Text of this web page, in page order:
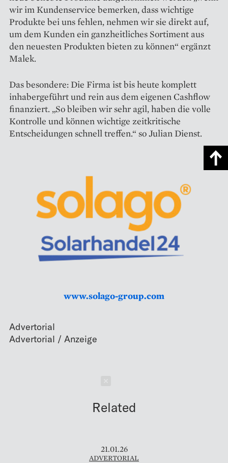
wir im Kundenservice bemerken, dass wichtige
Produkte bei uns fehlen, nehmen wir sie direkt auf,
um dem Kunden ein ganzheitliches Sortiment aus
den neuesten Produkten bieten zu können“ ergänzt
Malek.
Das besondere: Die Firma ist bis heute komplett
inhabergeführt und rein aus dem eigenen Cashflow
finanziert. „So bleiben wir sehr agil, haben die volle
Kontrolle und können wichtige zeitkritische
Entscheidungen schnell treffen.“ so Julian Dienst.
www.solago-group.com
Advertorial
Related
21.01.26
ADVERTORIAL